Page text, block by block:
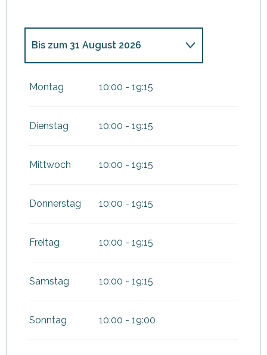
Juni 2026
Bis zum 31 August 2026
zum
Montag 10:00 - 19:15
Dienstag 10:00 - 19:15
Mittwoch 10:00 - 19:15
Donnerstag 10:00 - 19:15
Freitag 10:00 - 19:15
Samstag 10:00 - 19:15
Sonntag 10:00 - 19:00